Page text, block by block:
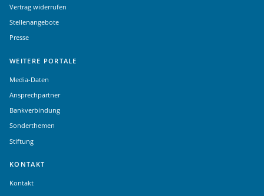
Vertrag widerrufen
Stellenangebote
Presse
WEITERE PORTALE
Media-Daten
Ansprechpartner
Bankverbindung
Sonderthemen
Stiftung
KONTAKT
Kontakt